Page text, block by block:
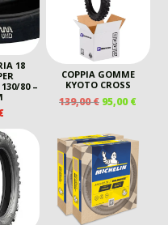
18
80 –
COPPIA GOMME
KYOTO CROSS
139,00€ IL
ERA:
139,00 €.
95,00€IL
È:
95,00